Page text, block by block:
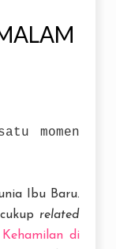
momen
Ibu Baru.
related
Kehamilan di